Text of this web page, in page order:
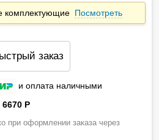
комплектующие Посмотреть
заказ
и оплата наличными
6670 P
при оформлении заказа через